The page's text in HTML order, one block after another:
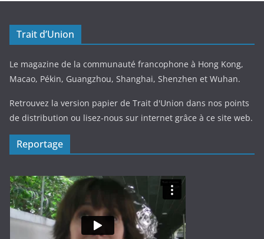
Trait d’Union
Le magazine de la communauté francophone à Hong Kong,
Macao, Pékin, Guangzhou, Shanghai, Shenzhen et Wuhan.
Retrouvez la version papier de Trait d'Union dans nos points
de distribution ou lisez-nous sur internet grâce à ce site web.
Reportage